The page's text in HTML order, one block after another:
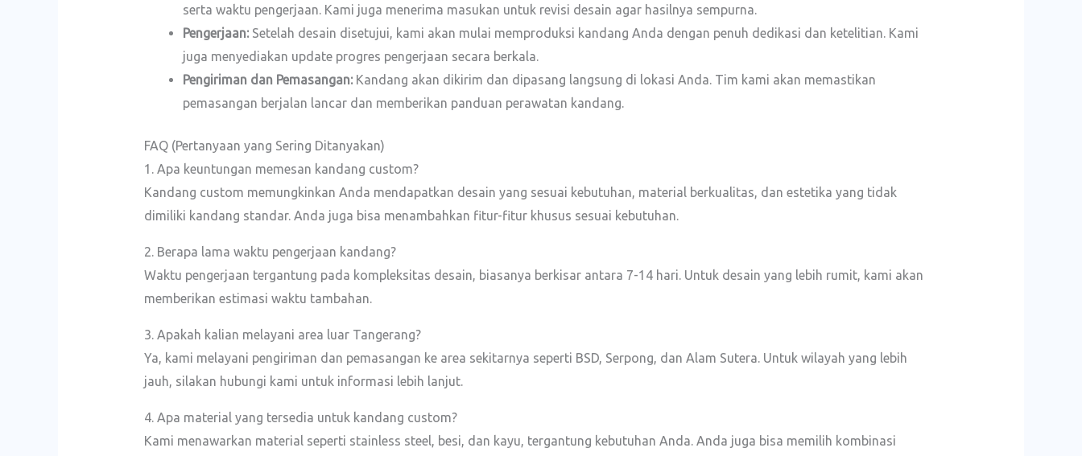
serta waktu pengerjaan. Kami juga menerima masukan untuk revisi desain agar hasilnya sempurna.
Pengerjaan:Setelah desain disetujui, kami akan mulai memproduksi kandang Anda dengan penuh dedikasi dan ketelitian. Kami
juga menyediakan update progres pengerjaan secara berkala.
Pengiriman dan Pemasangan:Kandang akan dikirim dan dipasang langsung di lokasi Anda. Tim kami akan memastikan
pemasangan berjalan lancar dan memberikan panduan perawatan kandang.
FAQ (Pertanyaan yang Sering Ditanyakan)
1. Apa keuntungan memesan kandang custom?
Kandang custom memungkinkan Anda mendapatkan desain yang sesuai kebutuhan, material berkualitas, dan estetika yang tidak
dimiliki kandang standar. Anda juga bisa menambahkan fitur-fitur khusus sesuai kebutuhan.
2. Berapa lama waktu pengerjaan kandang?
Waktu pengerjaan tergantung pada kompleksitas desain, biasanya berkisar antara 7-14 hari. Untuk desain yang lebih rumit, kami akan
memberikan estimasi waktu tambahan.
3. Apakah kalian melayani area luar Tangerang?
Ya, kami melayani pengiriman dan pemasangan ke area sekitarnya seperti BSD, Serpong, dan Alam Sutera. Untuk wilayah yang lebih
jauh, silakan hubungi kami untuk informasi lebih lanjut.
4. Apa material yang tersedia untuk kandang custom?
Kami menawarkan material seperti stainless steel, besi, dan kayu, tergantung kebutuhan Anda. Anda juga bisa memilih kombinasi